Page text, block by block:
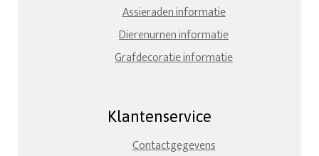
Assieraden informatie
Dierenurnen informatie
Grafdecoratie informatie
Klantenservice
Contactgegevens